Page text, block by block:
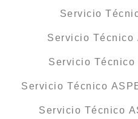
Servicio
Servicio Técnico
Servicio
Servicio Técnico
Servicio Técnico